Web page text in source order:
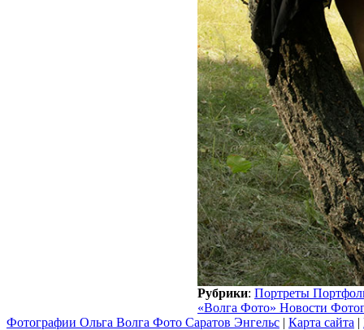
Рубрики: Портреты
«Волга Фото» Новости
Фотографии Ольга Волга Фото Саратов Энгельс | Карта сайта |